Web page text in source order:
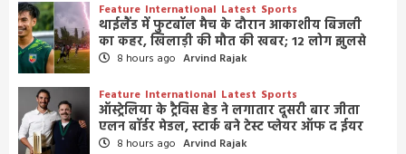
Feature International Latest Sports
थाईलैंड में फुटबॉल मैच के दौरान आकाशीय बिजली
का कहर, खिलाड़ी की मौत की खबर; 12 लोग झुलसे
8 hours ago Arvind Rajak
Feature International Latest Sports
ऑस्ट्रेलिया के ट्रैविस हेड ने लगातार दूसरी बार जीता
एलन बॉर्डर मेडल, स्टार्क बने टेस्ट प्लेयर ऑफ द ईयर
8 hours ago Arvind Rajak